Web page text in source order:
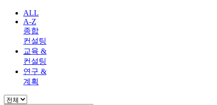
ALL
A-Z
종합
컨설팅
교육 &
컨설팅
연구 &
계획